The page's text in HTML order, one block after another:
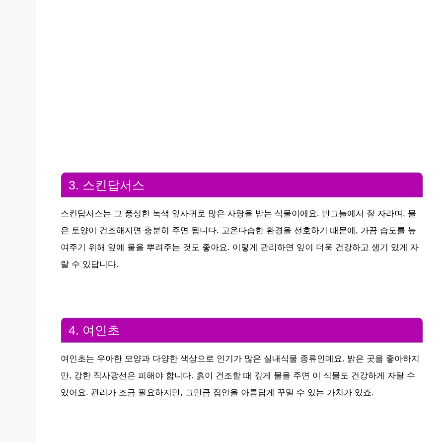
3. 스킨답서스
스킨답서스는 그 풍성한 녹색 잎사귀로 많은 사랑을 받는 식물이에요. 반그늘에서 잘 자라며, 물
은 토양이 건조해지면 충분히 주면 됩니다. 고온다습한 환경을 선호하기 때문에, 가끔 습도를 높
여주기 위해 잎에 물을 뿌려주는 것도 좋아요. 이렇게 관리하면 잎이 더욱 건강하고 생기 있게 자
랄 수 있답니다.
4. 여인초
여인초는 우아한 모양과 다양한 색상으로 인기가 많은 실내식물 종류인데요. 밝은 곳을 좋아하지
만, 강한 직사광선은 피해야 합니다. 흙이 건조할 때 깊게 물을 주면 이 식물도 건강하게 자랄 수
있어요. 관리가 조금 필요하지만, 그만큼 집안을 아름답게 꾸밀 수 있는 가치가 있죠.